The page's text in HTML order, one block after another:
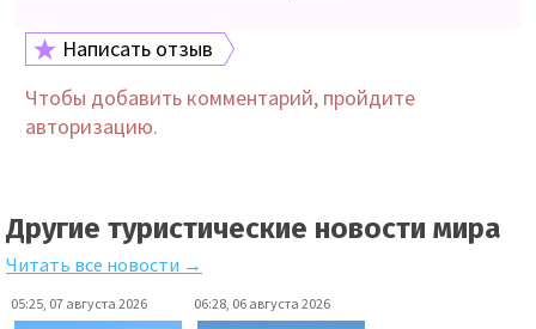
Написать отзыв
Чтобы добавить комментарий, пройдите
авторизацию.
Другие туристические новости мира
Читать все новости →
05:25, 07 августа 2026 06:28, 06 августа 2026